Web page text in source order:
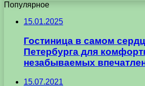
Популярное
15.01.2025
Гостиница в самом
Петербурга для
незабываемых
15.07.2021